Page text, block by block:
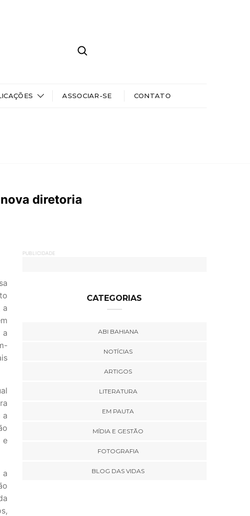
ASSOCIAR-SE CONTATO
diretoria
a
a
a
e
a
PUBLICIDADE
CATEGORIAS
ABI BAHIANA
NOTÍCIAS
ARTIGOS
LITERATURA
EM PAUTA
MÍDIA E GESTÃO
FOTOGRAFIA
BLOG DAS VIDAS